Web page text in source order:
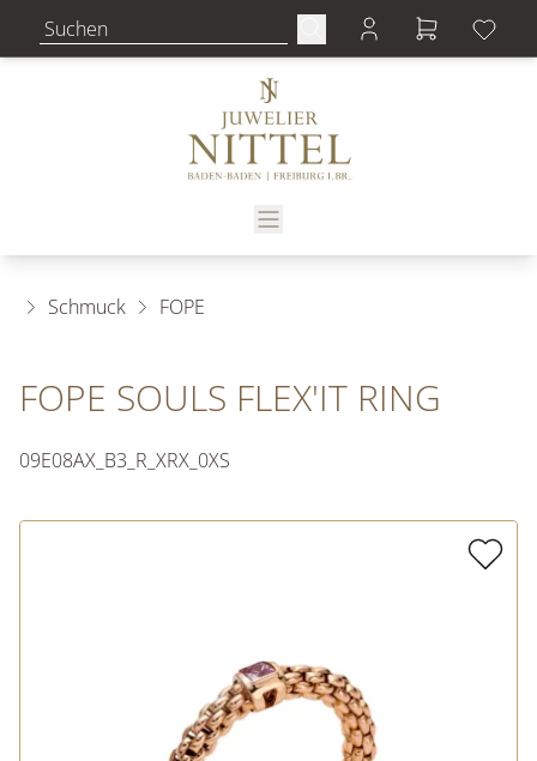
Schmuck FOPE
FOPE SOULS FLEX'IT RING
09E08AX_B3_R_XRX_0XS